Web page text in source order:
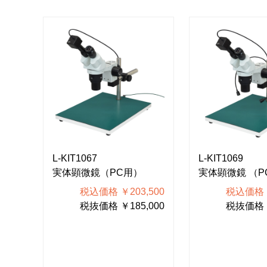
L-KIT1067
実体顕微鏡（PC用）
税込価格 ￥203,500
税抜価格 ￥185,000
L-KIT1069
実体顕微鏡 （
税込価格
税抜価格